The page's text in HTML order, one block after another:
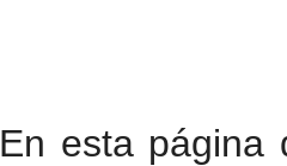
En esta página